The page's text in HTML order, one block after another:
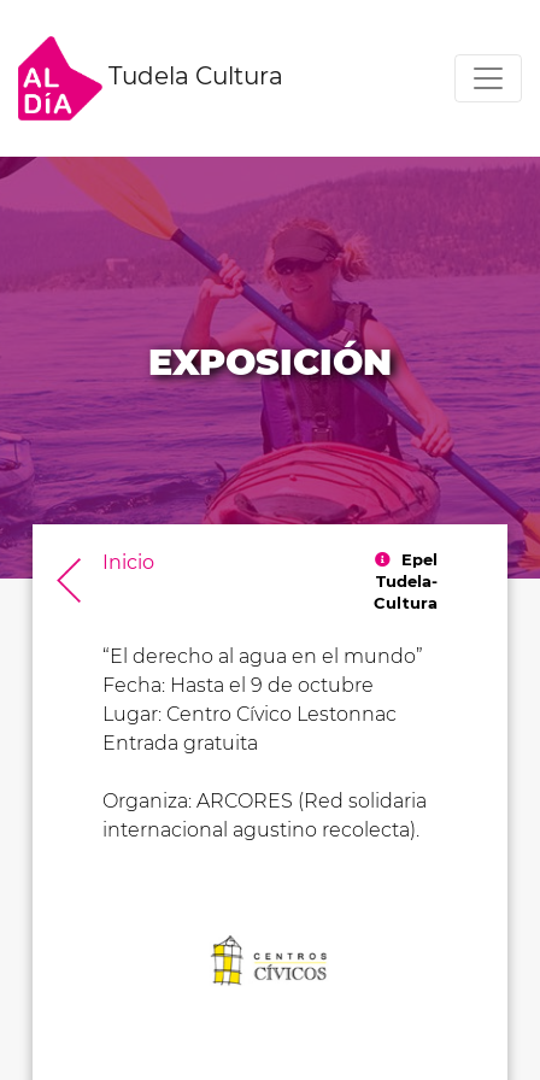
Tudela Cultura
EXPOSICIÓN
Inicio
Epel
Tudela-
Cultura
“El derecho al agua en el mundo”
Fecha: Hasta el 9 de octubre
Lugar: Centro Cívico Lestonnac
Entrada gratuita
Organiza: ARCORES (Red solidaria
internacional agustino recolecta).